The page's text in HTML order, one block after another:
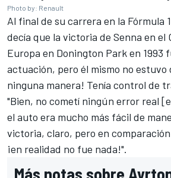
Photo by: Renault
Al final de su carrera en la Fórmula
decía que la victoria de Senna en el
Europa en Donington Park en 1993
actuación, pero él mismo no estuvo
ninguna manera! Tenía control de
"Bien, no cometí ningún error real
el auto era mucho más fácil de
victoria, claro, pero en
¡en realidad no fue nada!".
Más notas sobre